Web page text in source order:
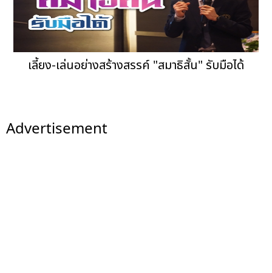
เลี้ยง-เล่นอย่างสร้างสรรค์ "สมาธิสั้น" รับมือได้
Advertisement